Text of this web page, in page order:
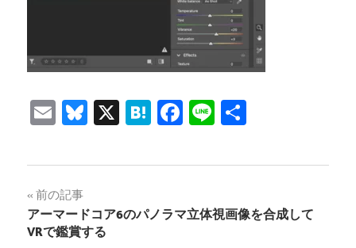
EmailBluesky
X Hatena
Facebook
Line
投
稿
前の記事
アーマードコア6のパノラマ立体視画像を合成して
VRで鑑賞する